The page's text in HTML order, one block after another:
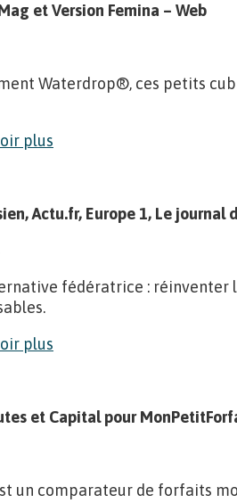
et Version Femina – Web
Waterdrop®, ces petits
plus
Actu.fr, Europe 1, Le journal
fédératrice : réinventer
plus
et Capital pour
un comparateur de forfaits